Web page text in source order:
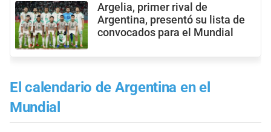
Argelia, primer rival de
Argentina, presentó su lista de
convocados para el Mundial
El calendario de Argentina en el
Mundial